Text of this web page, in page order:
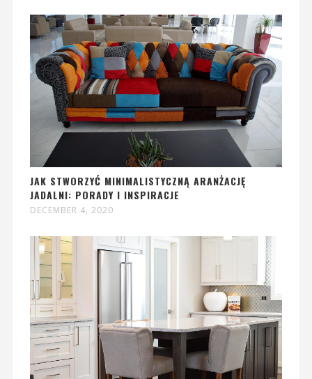
JAK STWORZYĆ MINIMALISTYCZNĄ ARANŻACJĘ
JADALNI: PORADY I INSPIRACJE
DECEMBER 4, 2020